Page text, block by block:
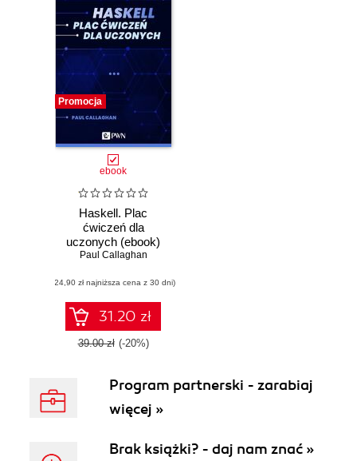
Promocja
ebook
Haskell. Plac
ćwiczeń dla
uczonych (ebook)
Paul Callaghan
(24,90 zł najniższa cena z 30 dni)
31.20 zł
39.00 zł (-20%)
Program partnerski - zarabiaj
więcej »
Brak książki? - daj nam znać »